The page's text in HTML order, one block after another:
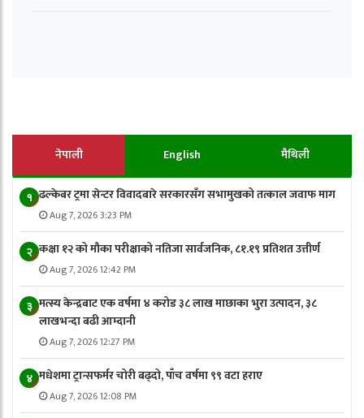
नेपाली English मैथिली
१ ढल्केबर ट्रमा सेन्टर विवादबारे सरकारसँग सभामुखको तत्काल जवाफ माग
Aug 7, 2026 3:23 PM
२ कक्षा १२ को मौका परीक्षाको नतिजा सार्वजनिक, ८१.१९ प्रतिशत उत्तीर्ण
Aug 7, 2026 12:42 PM
३ मत्स्य केन्द्रबाट एक वर्षमा ४ करोड ३८ लाख माछाका भुरा उत्पादन, ३८
लाखभन्दा बढी आम्दानी
Aug 7, 2026 12:27 PM
४ मधेशमा ट्रान्सफर्मर चोरी बढ्दो, पाँच वर्षमा ९९ वटा हराए
Aug 7, 2026 12:08 PM